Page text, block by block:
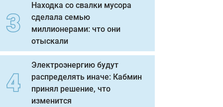
Находка со свалки мусора
сделала семью
миллионерами: что они
отыскали
Электроэнергию будут
распределять иначе: Кабмин
принял решение, что
изменится